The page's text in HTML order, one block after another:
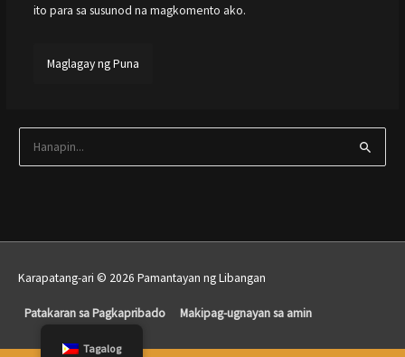
ito para sa susunod na magkomento ako.
a
a
p
Karapatang-ari © 2026 Pamantayan ng Libangan
Patakaran sa Pagkapribado Makipag-ugnayan sa amin
Tagalog